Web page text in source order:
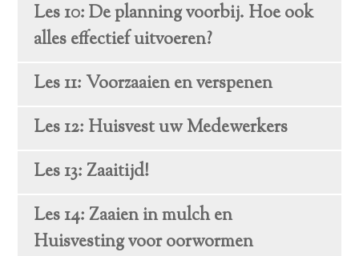
Les 10: De planning voorbij. Hoe ook
alles effectief uitvoeren?
Les 11: Voorzaaien en verspenen
Les 12: Huisvest uw Medewerkers
Les 13: Zaaitijd!
Les 14: Zaaien in mulch en
Huisvesting voor oorwormen